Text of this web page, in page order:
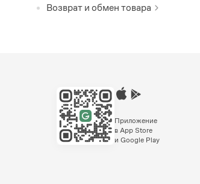
Возврат и обмен товара
Приложение
в App Store
и Google Play